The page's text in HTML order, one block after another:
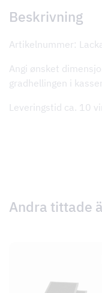
Beskrivning
Artikelnummer:
Angi ønsket
gradhellingen i
Leveringstid ca. 10
Andra tittade